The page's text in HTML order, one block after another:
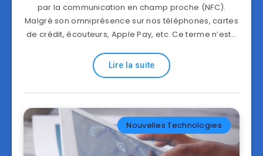
par la communication en champ proche (NFC).
Malgré son omniprésence sur nos téléphones, cartes
de crédit, écouteurs, Apple Pay, etc. Ce terme n’est…
Lire la suite
Nouvelles Technologies